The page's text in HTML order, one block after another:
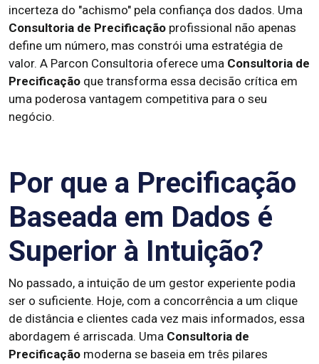
incerteza do "achismo" pela confiança dos dados. Uma
Consultoria de Precificação profissional não apenas
define um número, mas constrói uma estratégia de
valor. A Parcon Consultoria oferece uma Consultoria de
Precificação que transforma essa decisão crítica em
uma poderosa vantagem competitiva para o seu
negócio.
Por que a Precificação
Baseada em Dados é
Superior à Intuição?
No passado, a intuição de um gestor experiente podia
ser o suficiente. Hoje, com a concorrência a um clique
de distância e clientes cada vez mais informados, essa
abordagem é arriscada. Uma Consultoria de
Precificação moderna se baseia em três pilares